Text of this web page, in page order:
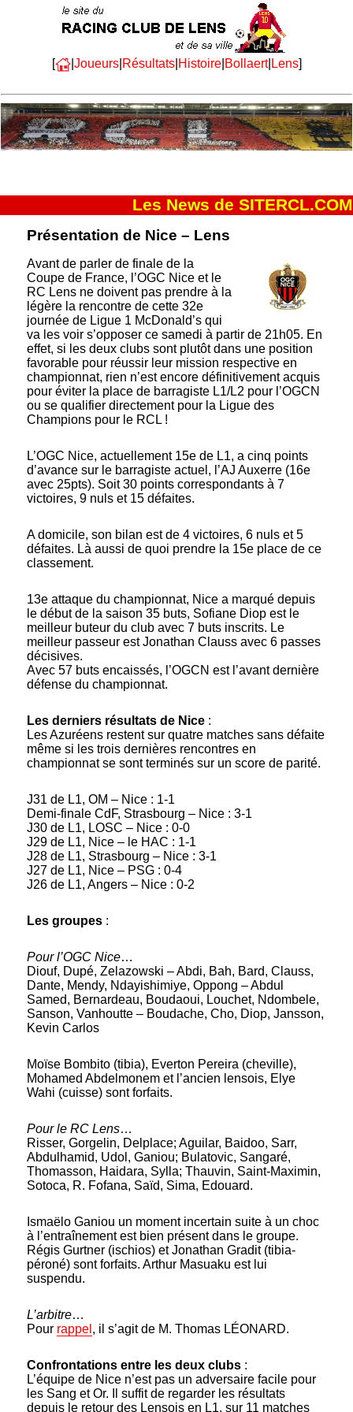
[ | Joueurs| Résultats| Histoire| Bollaert| Lens]
Les News de SITERCL.COM
Présentation de Nice – Lens
Avant de parler de finale de la
Coupe de France, l’OGC Nice et le
RC Lens ne doivent pas prendre à la
légère la rencontre de cette 32e
journée de Ligue 1 McDonald’s qui
va les voir s’opposer ce samedi à partir de 21h05. En
effet, si les deux clubs sont plutôt dans une position
favorable pour réussir leur mission respective en
championnat, rien n’est encore définitivement acquis
pour éviter la place de barragiste L1/L2 pour l’OGCN
ou se qualifier directement pour la Ligue des
Champions pour le RCL !
L’OGC Nice, actuellement 15e de L1, a cinq points
d’avance sur le barragiste actuel, l’AJ Auxerre (16e
avec 25pts). Soit 30 points correspondants à 7
victoires, 9 nuls et 15 défaites.
A domicile, son bilan est de 4 victoires, 6 nuls et 5
défaites. Là aussi de quoi prendre la 15e place de ce
classement.
13e attaque du championnat, Nice a marqué depuis
le début de la saison 35 buts, Sofiane Diop est le
meilleur buteur du club avec 7 buts inscrits. Le
meilleur passeur est Jonathan Clauss avec 6 passes
décisives.
Avec 57 buts encaissés, l’OGCN est l’avant dernière
défense du championnat.
Les derniers résultats de Nice :
Les Azuréens restent sur quatre matches sans défaite
même si les trois dernières rencontres en
championnat se sont terminés sur un score de parité.
J31 de L1, OM – Nice : 1-1
Demi-finale CdF, Strasbourg – Nice : 3-1
J30 de L1, LOSC – Nice : 0-0
J29 de L1, Nice – le HAC : 1-1
J28 de L1, Strasbourg – Nice : 3-1
J27 de L1, Nice – PSG : 0-4
J26 de L1, Angers – Nice : 0-2
Les groupes :
Pour l’OGC Nice…
Diouf, Dupé, Zelazowski – Abdi, Bah, Bard, Clauss,
Dante, Mendy, Ndayishimiye, Oppong – Abdul
Samed, Bernardeau, Boudaoui, Louchet, Ndombele,
Sanson, Vanhoutte – Boudache, Cho, Diop, Jansson,
Kevin Carlos
Moïse Bombito (tibia), Everton Pereira (cheville),
Mohamed Abdelmonem et l’ancien lensois, Elye
Wahi (cuisse) sont forfaits.
Pour le RC Lens…
Risser, Gorgelin, Delplace; Aguilar, Baidoo, Sarr,
Abdulhamid, Udol, Ganiou; Bulatovic, Sangaré,
Thomasson, Haidara, Sylla; Thauvin, Saint-Maximin,
Sotoca, R. Fofana, Saïd, Sima, Edouard.
Ismaëlo Ganiou un moment incertain suite à un choc
à l’entraînement est bien présent dans le groupe.
Régis Gurtner (ischios) et Jonathan Gradit (tibia-
péroné) sont forfaits. Arthur Masuaku est lui
suspendu.
L’arbitre…
Pour rappel , il s’agit de M. Thomas LÉONARD.
Confrontations entre les deux clubs :
L’équipe de Nice n’est pas un adversaire facile pour
les Sang et Or. Il suffit de regarder les résultats
depuis le retour des Lensois en L1, sur 11 matches